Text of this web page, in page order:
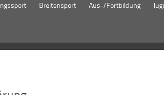
Breitensport Aus-/Fortbildung